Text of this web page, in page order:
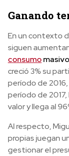
Ganando
En un contexto
siguen
consumomasivo
creció 3% su
período de 2016,
período de 2017,
valor y llega al
Al respecto,
propias juegan
gestionar el